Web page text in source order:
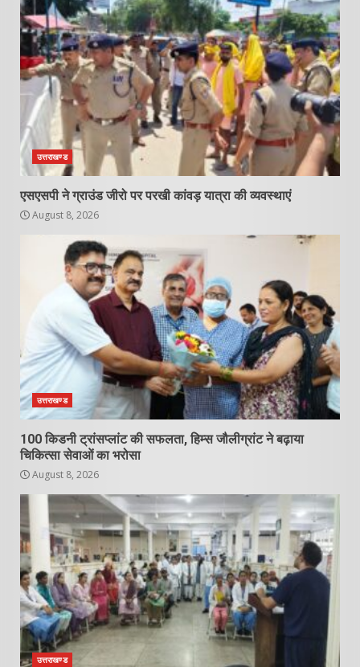
उत्तराखण्ड
एसएसपी ने ग्राउंड जीरो पर परखी कांवड़ यात्रा की व्यवस्थाएं
August 8, 2026
उत्तराखण्ड
100 किडनी ट्रांसप्लांट की सफलता, हिम्स जौलीग्रांट ने बढ़ाया
चिकित्सा सेवाओं का भरोसा
August 8, 2026
उत्तराखण्ड